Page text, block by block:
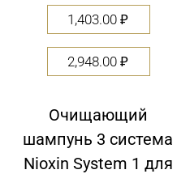
1,403.00₽
2,948.00₽
Очищающий
шампунь 3 система
Nioxin System 1 для